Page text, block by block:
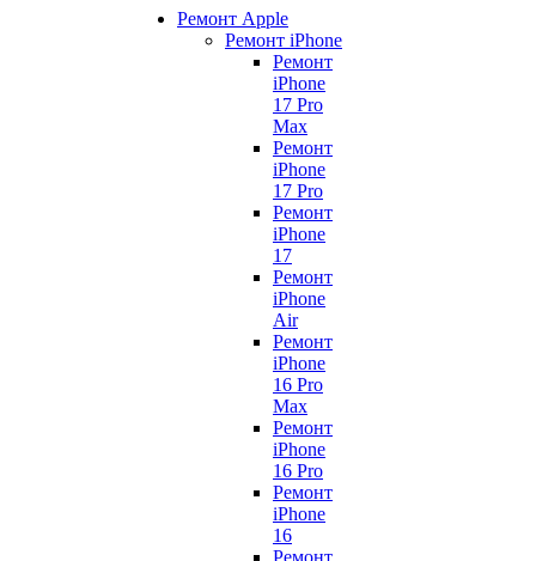
Ремонт Apple
Ремонт iPhone
Ремонт
iPhone
17 Pro
Max
Ремонт
iPhone
17 Pro
Ремонт
iPhone
17
Ремонт
iPhone
Air
Ремонт
iPhone
16 Pro
Max
Ремонт
iPhone
16 Pro
Ремонт
iPhone
16
Ремонт